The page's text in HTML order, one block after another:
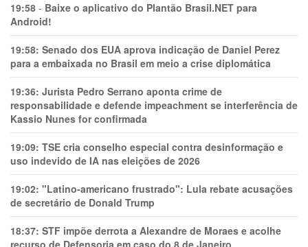
19:58 - Baixe o aplicativo do Plantão Brasil.NET para
Android!
19:58: Senado dos EUA aprova indicação de Daniel Perez
para a embaixada no Brasil em meio a crise diplomática
19:36: Jurista Pedro Serrano aponta crime de
responsabilidade e defende impeachment se interferência de
Kassio Nunes for confirmada
19:09: TSE cria conselho especial contra desinformação e
uso indevido de IA nas eleições de 2026
19:02: "Latino-americano frustrado": Lula rebate acusações
de secretário de Donald Trump
18:37: STF impõe derrota a Alexandre de Moraes e acolhe
recurso de Defensoria em caso do 8 de Janeiro